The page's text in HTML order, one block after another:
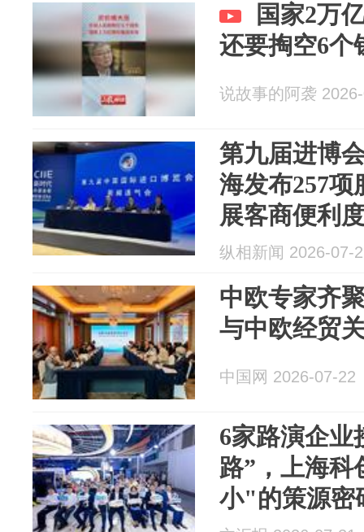
国家2万
还要掏空6个
说故事的阿袭
第九届进博
海发布257项
展客商便利
纵相新闻 2026-07-
中欧专家齐
与中欧经贸
中国网 2026-07-22
6家路演企业
路”，上海
小"的策源密